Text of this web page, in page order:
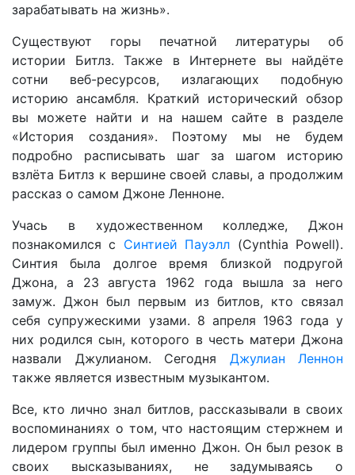
зарабатывать на жизнь».
Существуют горы печатной литературы об
истории Битлз. Также в Интернете вы найдёте
сотни веб-ресурсов, излагающих подобную
историю ансамбля. Краткий исторический обзор
вы можете найти и на нашем сайте в разделе
«История создания». Поэтому мы не будем
подробно расписывать шаг за шагом историю
взлёта Битлз к вершине своей славы, а продолжим
рассказ о самом Джоне Ленноне.
Учась в художественном колледже, Джон
познакомился с Синтией Пауэлл (Cynthia Powell).
Синтия была долгое время близкой подругой
Джона, а 23 августа 1962 года вышла за него
замуж. Джон был первым из битлов, кто связал
себя супружескими узами. 8 апреля 1963 года у
них родился сын, которого в честь матери Джона
назвали Джулианом. Сегодня Джулиан Леннон
также является известным музыкантом.
Все, кто лично знал битлов, рассказывали в своих
воспоминаниях о том, что настоящим стержнем и
лидером группы был именно Джон. Он был резок в
своих высказываниях, не задумываясь о